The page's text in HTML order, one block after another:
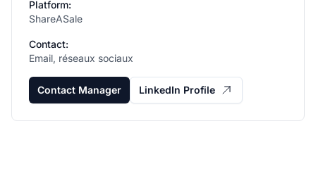
Platform:
ShareASale
Contact:
Email, réseaux sociaux
Contact Manager LinkedIn Profile